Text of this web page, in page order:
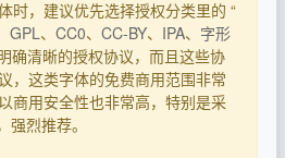
时，建议优先选择授权分类里的 “
GPL、 CC0、 CC-BY、 IPA、 字形
确清晰的授权协议，而且这些协
，这类字体的免费商用范围非常
商用安全性也非常高，特别是采
强烈推荐。